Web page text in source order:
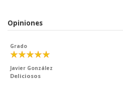
Opiniones
Grado
Javier González
Deliciosos